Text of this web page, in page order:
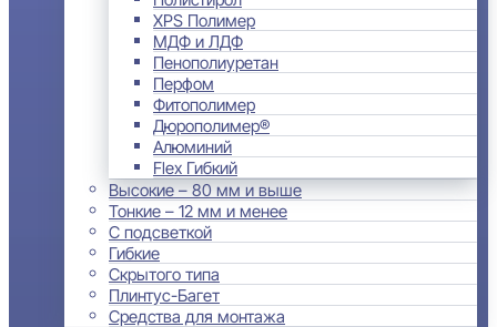
XPS Полимер
МДФ и ЛДФ
Пенополиуретан
Перфом
Фитополимер
Дюрополимер®
Алюминий
Flex Гибкий
Высокие – 80 мм и выше
Тонкие – 12 мм и менее
С подсветкой
Гибкие
Скрытого типа
Плинтус-Багет
Средства для монтажа